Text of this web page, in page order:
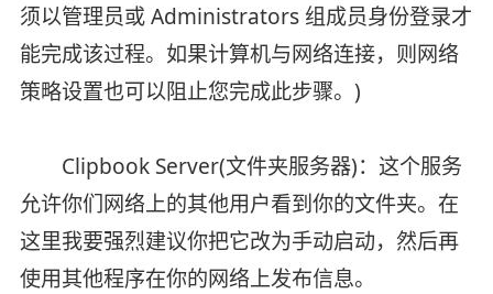
须以管理员或 Administrators 组成员身份登录才
能完成该过程。如果计算机与网络连接，则网络
策略设置也可以阻止您完成此步骤。)
Clipbook Server(文件夹服务器)：这个服务
允许你们网络上的其他用户看到你的文件夹。在
这里我要强烈建议你把它改为手动启动，然后再
使用其他程序在你的网络上发布信息。